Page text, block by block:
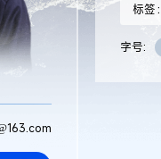
标签：
字号: